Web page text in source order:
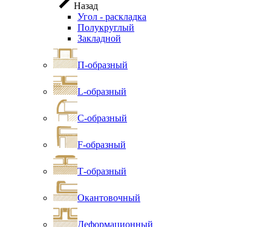
Назад
Угол - раскладка
Полукруглый
Закладной
П-образный
L-образный
С-образный
F-образный
Т-образный
Окантовочный
Деформационный